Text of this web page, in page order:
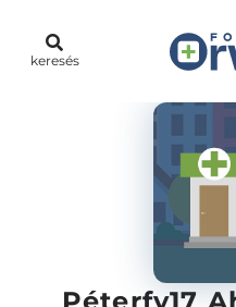
keresés